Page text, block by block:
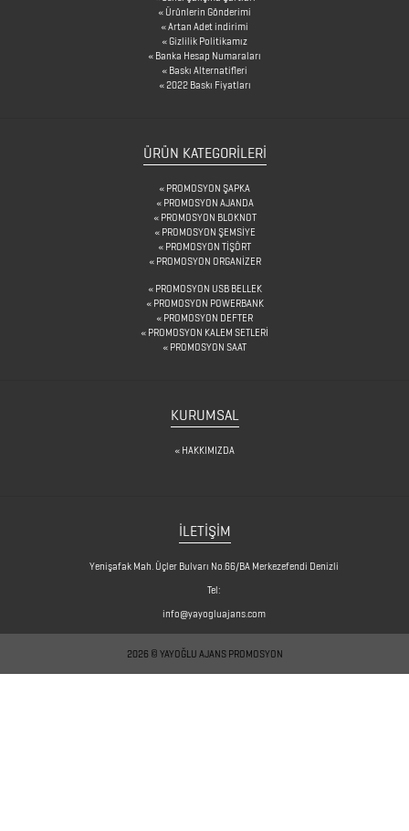
Ürünlerin Gönderimi
Artan Adet indirimi
Gizlilik Politikamız
Banka Hesap Numaraları
Baskı Alternatifleri
2022 Baskı Fiyatları
ÜRÜN KATEGORILERI
PROMOSYON ŞAPKA
PROMOSYON AJANDA
PROMOSYON BLOKNOT
PROMOSYON ŞEMSİYE
PROMOSYON TİŞÖRT
PROMOSYON ORGANİZER
PROMOSYON USB BELLEK
PROMOSYON POWERBANK
PROMOSYON DEFTER
PROMOSYON KALEM SETLERİ
PROMOSYON SAAT
KURUMSAL
HAKKIMIZDA
İLETİŞİM
Yenişafak Mah. Üçler Bulvarı No.66/BA Merkezefendi Denizli
Tel:
info@yayogluajans.com
2026 © YAYOĞLU AJANS PROMOSYON